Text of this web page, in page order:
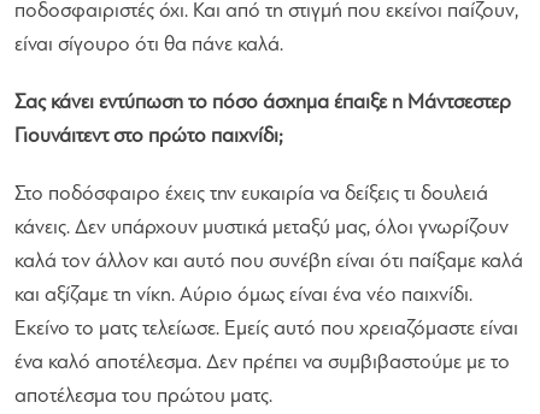
ποδοσφαιριστές όχι. Και από τη στιγμή που εκείνοι παίζουν,
είναι σίγουρο ότι θα πάνε καλά.
Σας κάνει εντύπωση το πόσο άσχημα έπαιξε η Μάντσεστερ
Γιουνάιτεντ στο πρώτο παιχνίδι;
Στο ποδόσφαιρο έχεις την ευκαιρία να δείξεις τι δουλειά
κάνεις. Δεν υπάρχουν μυστικά μεταξύ μας, όλοι γνωρίζουν
καλά τον άλλον και αυτό που συνέβη είναι ότι παίξαμε καλά
και αξίζαμε τη νίκη. Αύριο όμως είναι ένα νέο παιχνίδι.
Εκείνο το ματς τελείωσε. Εμείς αυτό που χρειαζόμαστε είναι
ένα καλό αποτέλεσμα. Δεν πρέπει να συμβιβαστούμε με το
αποτέλεσμα του πρώτου ματς.